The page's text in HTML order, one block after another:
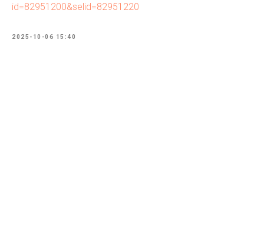
id=82951200&selid=82951220
2025-10-06 15:40